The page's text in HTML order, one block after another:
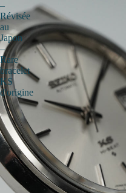
–
Révisée
au
Japon
–
Rare
bracelet
KS
d'origine